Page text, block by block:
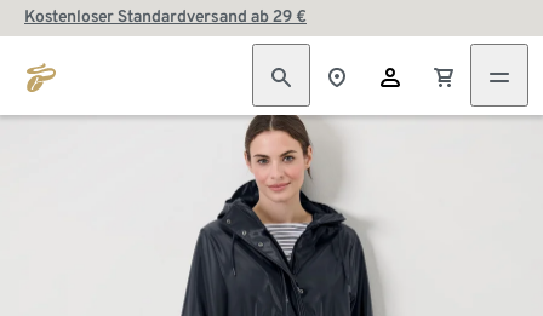
Kostenloser Standardversand ab 29 €